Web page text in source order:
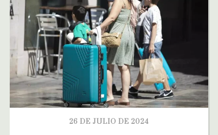
26 DE JULIO DE 2024